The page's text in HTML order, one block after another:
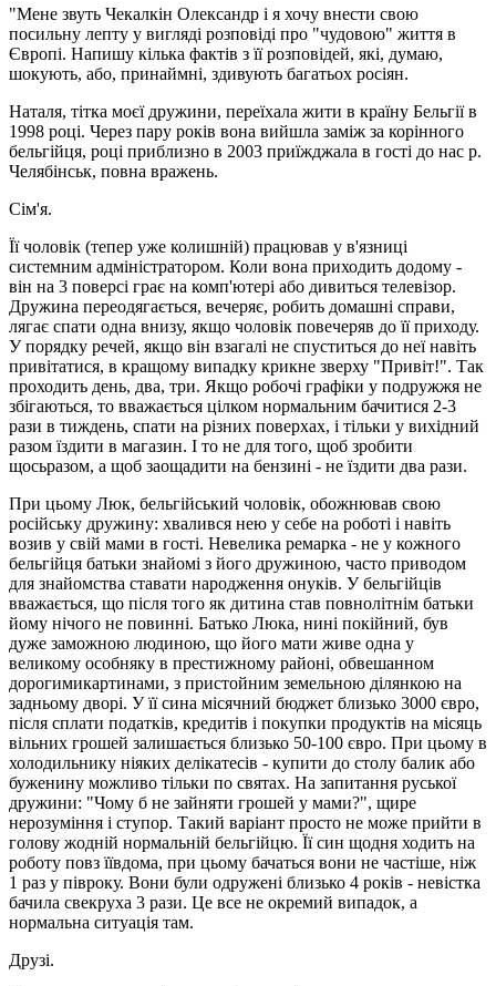
"Мене звуть Чекалкін Олександр і я хочу внести свою
посильну лепту у вигляді розповіді про "чудовою" життя в
Європі. Напишу кілька фактів з її розповідей, які, думаю,
шокують, або, принаймні, здивують багатьох росіян.
Наталя, тітка моєї дружини, переїхала жити в країну Бельгії в
1998 році. Через пару років вона вийшла заміж за корінного
бельгійця, році приблизно в 2003 приїжджала в гості до нас р.
Челябінськ, повна вражень.
Сім'я.
Її чоловік (тепер уже колишній) працював у в'язниці
системним адміністратором. Коли вона приходить додому -
він на 3 поверсі грає на комп'ютері або дивиться телевізор.
Дружина переодягається, вечеряє, робить домашні справи,
лягає спати одна внизу, якщо чоловік повечеряв до її приходу.
У порядку речей, якщо він взагалі не спуститься до неї навіть
привітатися, в кращому випадку крикне зверху "Привіт!". Так
проходить день, два, три. Якщо робочі графіки у подружжя не
збігаються, то вважається цілком нормальним бачитися 2-3
рази в тиждень, спати на різних поверхах, і тільки у вихідний
разом їздити в магазин. І то не для того, щоб зробити
щосьразом, а щоб заощадити на бензині - не їздити два рази.
При цьому Люк, бельгійський чоловік, обожнював свою
російську дружину: хвалився нею у себе на роботі і навіть
возив у свій мами в гості. Невелика ремарка - не у кожного
бельгійця батьки знайомі з його дружиною, часто приводом
для знайомства ставати народження онуків. У бельгійців
вважається, що після того як дитина став повнолітнім батьки
йому нічого не повинні. Батько Люка, нині покійний, був
дуже заможною людиною, що його мати живе одна у
великому особняку в престижному районі, обвешанном
дорогимикартинами, з пристойним земельною ділянкою на
задньому дворі. У її сина місячний бюджет близько 3000 євро,
після сплати податків, кредитів і покупки продуктів на місяць
вільних грошей залишається близько 50-100 євро. При цьому в
холодильнику ніяких делікатесів - купити до столу балик або
буженину можливо тільки по святах. На запитання руської
дружини: "Чому б не зайняти грошей у мами?", щире
нерозуміння і ступор. Такий варіант просто не може прийти в
голову жодній нормальній бельгійцю. Її син щодня ходить на
роботу повз їївдома, при цьому бачаться вони не частіше, ніж
1 раз у півроку. Вони були одружені близько 4 років - невістка
бачила свекруха 3 рази. Це все не окремий випадок, а
нормальна ситуація там.
Друзі.